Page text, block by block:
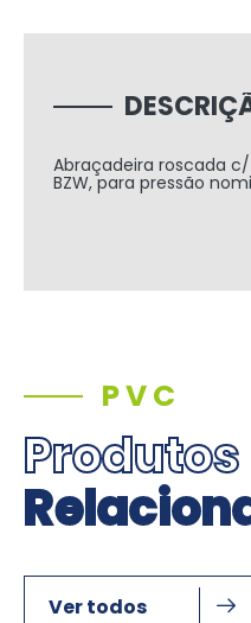
Abraçadeira roscada
BZW, para pressão
PVC
Produtos
Ver todos